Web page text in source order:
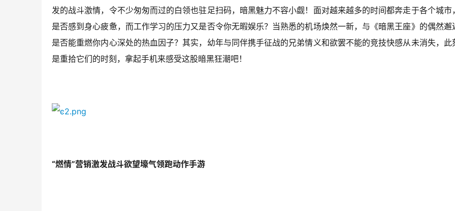
发的战斗激情，令不少匆匆而过的白领也驻足扫码，暗黑魅力不容小觑！面对越来越多的时间都奔走于各个城市
是否感到身心疲惫，而工作学习的压力又是否令你无暇娱乐？当熟悉的机场焕然一新，与《暗黑王座》的偶然邂
是否能重燃你内心深处的热血因子？其实，幼年与同伴携手征战的兄弟情义和欲罢不能的竞技快感从未消失，此
是重拾它们的时刻，拿起手机来感受这股暗黑狂潮吧！
“燃情”营销激发战斗欲望壕气领跑动作手游